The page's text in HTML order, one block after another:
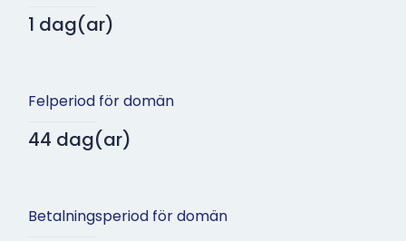
1 dag(ar)
Felperiod för domän
44 dag(ar)
Betalningsperiod för domän